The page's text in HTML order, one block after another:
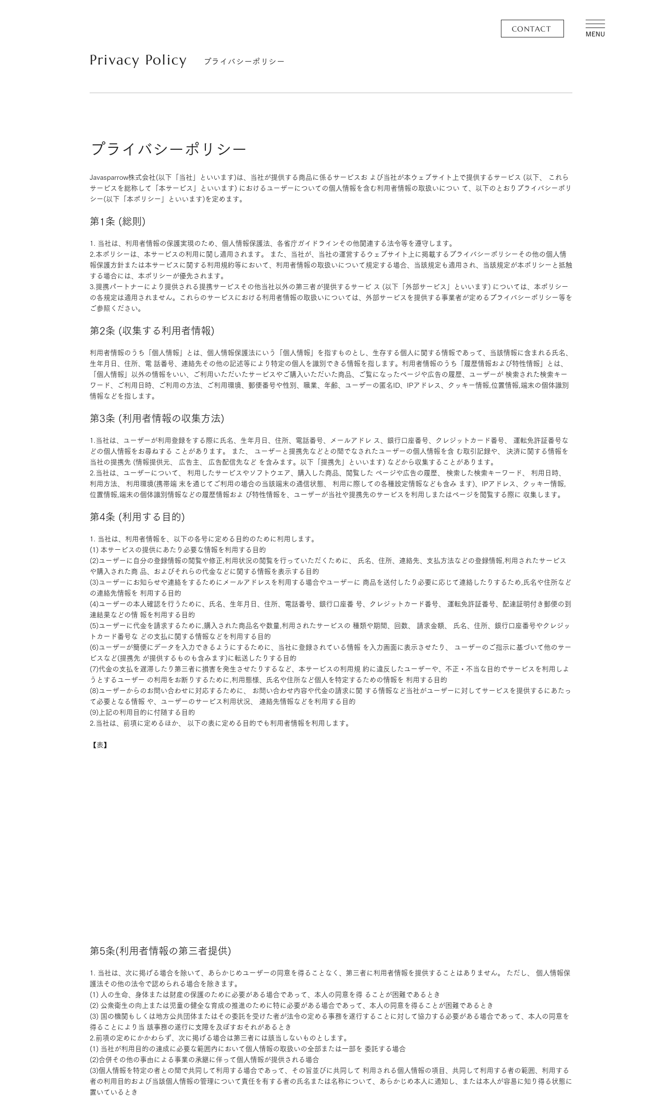
CONTACT
Privacy Policy ​プライバシーポリシー
プライバシーポリシー
Javasparrow株式会社(以下「当社」といいます)は、当社が提供する商品に係るサービスお よび当社が本ウェブサイト上で提供するサービス (以下、 これら
サービスを総称して「本サービス」といいます) におけるユーザーについての個人情報を含む利用者情報の取扱いについ て、以下のとおりプライバシーポリ
シー(以下「本ポリシー」といいます)を定めます。
第1条 (総則)
1. 当社は、利用者情報の保護実現のため、個人情報保護法、各省庁ガイドラインその他関連する法令等を遵守します。
2.本ポリシーは、本サービスの利用に関し適用されます。 また、当社が、当社の運営するウェブサイト上に掲載するプライバシーポリシーその他の個人情
報保護方針または本サービスに関する利用規約等において、利用者情報の取扱いについて規定する場合、当該規定も適用され、当該規定が本ポリシーと抵触
する場合には、本ポリシーが優先されます。
3.提携パートナーにより提供される提携サービスその他当社以外の第三者が提供するサービ ス (以下「外部サービス」といいます) については、本ポリシー
の各規定は適用されません。これらのサービスにおける利用者情報の取扱いについては、外部サービスを提供する事業者が定めるプライバシーポリシー等を
ご参照ください。
第2条 (収集する利用者情報)
利用者情報のうち「個人情報」とは、個人情報保護法にいう「個人情報」を指すものとし、生存する個人に関する情報であって、当該情報に含まれる氏名、
生年月日、住所、電 話番号、連絡先その他の記述等により特定の個人を識別できる情報を指します。利用者情報のうち「履歴情報および特性情報」とは、
「個人情報」以外の情報をいい、ご利用いただいたサービスやご購入いただいた商品、ご覧になったページや広告の履歴、ユーザーが 検索された検索キー
ワード、ご利用日時、ご利用の方法、ご利用環境、郵便番号や性別、職業、年齢、ユーザーの匿名ID、IPアドレス、クッキー情報,位置情報,端末の個体識別
情報などを指します。
第3条 (利用者情報の収集方法)
1.当社は、ユーザーが利用登録をする際に氏名、生年月日、住所、電話番号、メールアドレ ス、銀行口座番号、クレジットカード番号、 運転免許証番号な
どの個人情報をお尋ねする ことがあります。 また、 ユーザーと提携先などとの間でなされたユーザーの個人情報を含 む取引記録や、 決済に関する情報を
当社の提携先 (情報提供元、 広告主、 広告配信先など を含みます。以下「提携先」といいます) などから収集することがあります。
2.当社は、ユーザーについて、 利用したサービスやソフトウエア、購入した商品、閲覧した ページや広告の履歴、 検索した検索キーワード、 利用日時、
利用方法、 利用環境(携帯端 末を通じてご利用の場合の当該端末の通信状態、 利用に際しての各種設定情報なども含み ます)、IPアドレス、クッキー情報,
位置情報,端末の個体識別情報などの履歴情報およ び特性情報を、ユーザーが当社や提携先のサービスを利用しまたはページを閲覧する際に 収集します。
第4条 (利用する目的)
1. 当社は、利用者情報を、以下の各号に定める目的のために利用します。
(1) 本サービスの提供にあたり必要な情報を利用する目的
(2)ユーザーに自分の登録情報の閲覧や修正,利用状況の閲覧を行っていただくために、 氏名、住所、連絡先、支払方法などの登録情報,利用されたサービス
や購入された商 品、およびそれらの代金などに関する情報を表示する目的
(3)ユーザーにお知らせや連絡をするためにメールアドレスを利用する場合やユーザーに 商品を送付したり必要に応じて連絡したりするため,氏名や住所など
の連絡先情報を 利用する目的
(4)ユーザーの本人確認を行うために、氏名、生年月日、住所、電話番号、銀行口座番 号、クレジットカード番号、 運転免許証番号、配達証明付き郵便の到
達結果などの情 報を利用する目的
(5)ユーザーに代金を請求するために,購入された商品名や数量,利用されたサービスの 種類や期間、回数、 請求金額、 氏名、住所、銀行口座番号やクレジッ
トカード番号な どの支払に関する情報などを利用する目的
(6)ユーザーが簡便にデータを入力できるようにするために、当社に登録されている情報 を入力画面に表示させたり、 ユーザーのご指示に基づいて他のサー
ビスなど(提携先 が提供するものも含みます)に転送したりする目的
(7)代金の支払を遅滞したり第三者に損害を発生させたりするなど、本サービスの利用規 約に違反したユーザーや、不正・不当な目的でサービスを利用しよ
うとするユーザー の利用をお断りするために,利用態様、氏名や住所など個人を特定するための情報を 利用する目的
(8)ユーザーからのお問い合わせに対応するために、 お問い合わせ内容や代金の請求に関 する情報など当社がユーザーに対してサービスを提供するにあたっ
て必要となる情報 や、ユーザーのサービス利用状況、 連絡先情報などを利用する目的
(9)上記の利用目的に付随する目的
2.当社は、前項に定めるほか、 以下の表に定める目的でも利用者情報を利用します。
【表】
第5条(利用者情報の第三者提供)
1. 当社は、次に掲げる場合を除いて、あらかじめユーザーの同意を得ることなく、第三者に利用者情報を提供することはありません。 ただし、 個人情報保
護法その他の法令で認められる場合を除きます。
(1) 人の生命、身体または財産の保護のために必要がある場合であって、本人の同意を得 ることが困難であるとき
(2) 公衆衛生の向上または児童の健全な育成の推進のために特に必要がある場合であって、本人の同意を得ることが困難であるとき
(3) 国の機関もしくは地方公共団体またはその委託を受けた者が法令の定める事務を遂行することに対して協力する必要がある場合であって、本人の同意を
得ることにより当 該事務の遂行に支障を及ぼすおそれがあるとき
2.前項の定めにかかわらず、次に掲げる場合は第三者には該当しないものとします。
(1) 当社が利用目的の達成に必要な範囲内において個人情報の取扱いの全部または一部を 委託する場合
(2)合併その他の事由による事業の承継に伴って個人情報が提供される場合
(3)個人情報を特定の者との間で共同して利用する場合であって、その旨並びに共同して 利用される個人情報の項目、共同して利用する者の範囲、利用する
者の利用目的および当該個人情報の管理について責任を有する者の氏名または名称について、あらかじめ本人に通知し、または本人が容易に知り得る状態に
置いているとき